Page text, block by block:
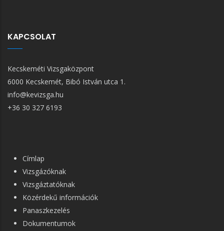
KAPCSOLAT
Kecskeméti Vizsgaközpont
6000 Kecskemét, Bibó István utca 1.
info@kevizsga.hu
+36 30 327 6193
FŐ
NAVIGÁCIÓ
Címlap
Vizsgázóknak
Vizsgáztatóknak
Közérdekű információk
Panaszkezelés
Dokumentumok